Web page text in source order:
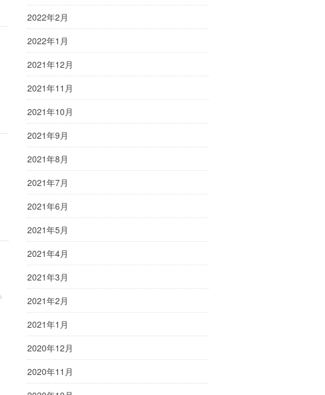
2022年2月
2022年1月
2021年12月
2021年11月
2021年10月
2021年9月
2021年8月
2021年7月
2021年6月
2021年5月
2021年4月
2021年3月
2021年2月
2021年1月
2020年12月
2020年11月